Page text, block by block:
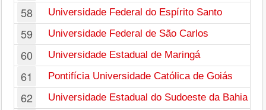
58 Universidade Federal do Espírito Santo
59 Universidade Federal de São Carlos
60 Universidade Estadual de Maringá
61 Pontifícia Universidade Católica de Goiás
62 Universidade Estadual do Sudoeste da Bahia